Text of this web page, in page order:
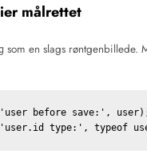
målrettet
som en slags røntgenbillede.
before save:',
type:', typeof